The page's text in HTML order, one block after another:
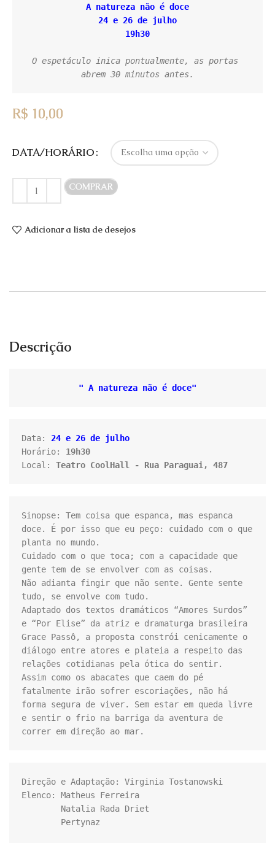
24 e 26 de julho
19h30
O espetáculo inica pontualmente, as portas
abrem 30 minutos antes.
R$ 10,00
DATA/HORÁRIO
COMPRAR
Adicionar a lista de desejos
Descrição
" A natureza não é doce"
Data: 24 e 26 de julho
Horário: 19h30
Local: Teatro CoolHall - Rua Paraguai, 487
Sinopse: Tem coisa que espanca, mas espanca
doce. É por isso que eu peço: cuidado com o que
planta no mundo.
Cuidado com o que toca; com a capacidade que
gente tem de se envolver com as coisas.
Não adianta fingir que não sente. Gente sente
tudo, se envolve com tudo.
Adaptado dos textos dramáticos “Amores Surdos”
e “Por Elise” da atriz e dramaturga brasileira
Grace Passô, a proposta constrói cenicamente o
diálogo entre atores e plateia a respeito das
relações cotidianas pela ótica do sentir.
Assim como os abacates que caem do pé
fatalmente irão sofrer escoriações, não há
forma segura de viver. Sem estar em queda livre
e sentir o frio na barriga da aventura de
correr em direção ao mar.
Direção e Adaptação: Virginia Tostanowski
Elenco: Matheus Ferreira